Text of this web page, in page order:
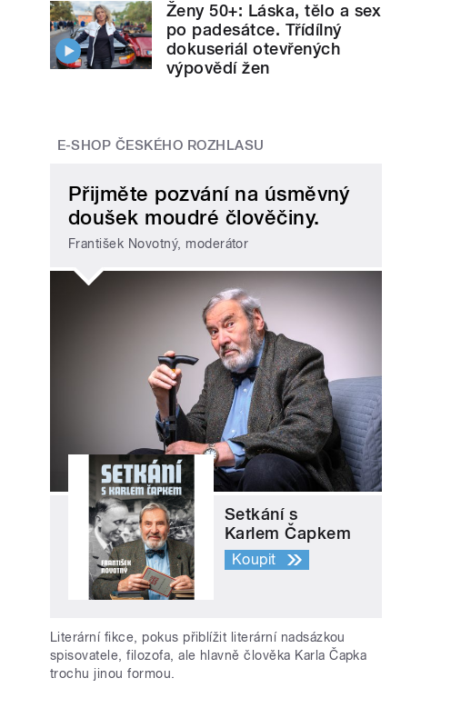
Ženy 50+: Láska, tělo a sex
po padesátce. Třídílný
dokuseriál otevřených
výpovědí žen
E-SHOP ČESKÉHO ROZHLASU
Přijměte pozvání na úsměvný
doušek moudré člověčiny.
František Novotný, moderátor
Setkání s
Karlem Čapkem
Koupit
Literární fikce, pokus přiblížit literární nadsázkou
spisovatele, filozofa, ale hlavně člověka Karla Čapka
trochu jinou formou.